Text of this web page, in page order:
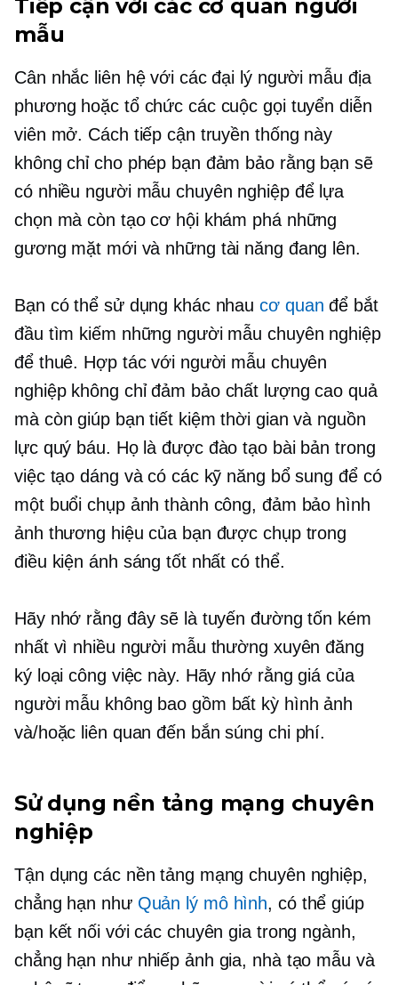
Tiếp cận với các cơ quan người
mẫu
Cân nhắc liên hệ với các đại lý người mẫu địa
phương hoặc tổ chức các cuộc gọi tuyển diễn
viên mở. Cách tiếp cận truyền thống này
không chỉ cho phép bạn đảm bảo rằng bạn sẽ
có nhiều người mẫu chuyên nghiệp để lựa
chọn mà còn tạo cơ hội khám phá những
gương mặt mới và những tài năng đang lên.
Bạn có thể sử dụng khác nhaucơ quan để bắt
đầu tìm kiếm những người mẫu chuyên nghiệp
để thuê. Hợp tác với người mẫu chuyên
nghiệp không chỉ đảm bảo chất lượng cao quả
mà còn giúp bạn tiết kiệm thời gian và nguồn
lực quý báu. Họ làđược đào tạo bài bản trong
việc tạo dáng và có các kỹ năng bổ sung để có
một buổi chụp ảnh thành công, đảm bảo hình
ảnh thương hiệu của bạn được chụp trong
điều kiện ánh sáng tốt nhất có thể.
Hãy nhớ rằng đây sẽ là tuyến đường tốn kém
nhất vì nhiều người mẫu thường xuyên đăng
ký loại công việc này. Hãy nhớ rằng giá của
người mẫu không bao gồm bất kỳ hình ảnh
và/hoặc liên quan đến bắn súng chi phí.
Sử dụng nền tảng mạng chuyên
nghiệp
Tận dụng các nền tảng mạng chuyên nghiệp,
chẳng hạn như Quản lý mô hình, có thể giúp
bạn kết nối với các chuyên gia trong ngành,
chẳng hạn như nhiếp ảnh gia, nhà tạo mẫu và